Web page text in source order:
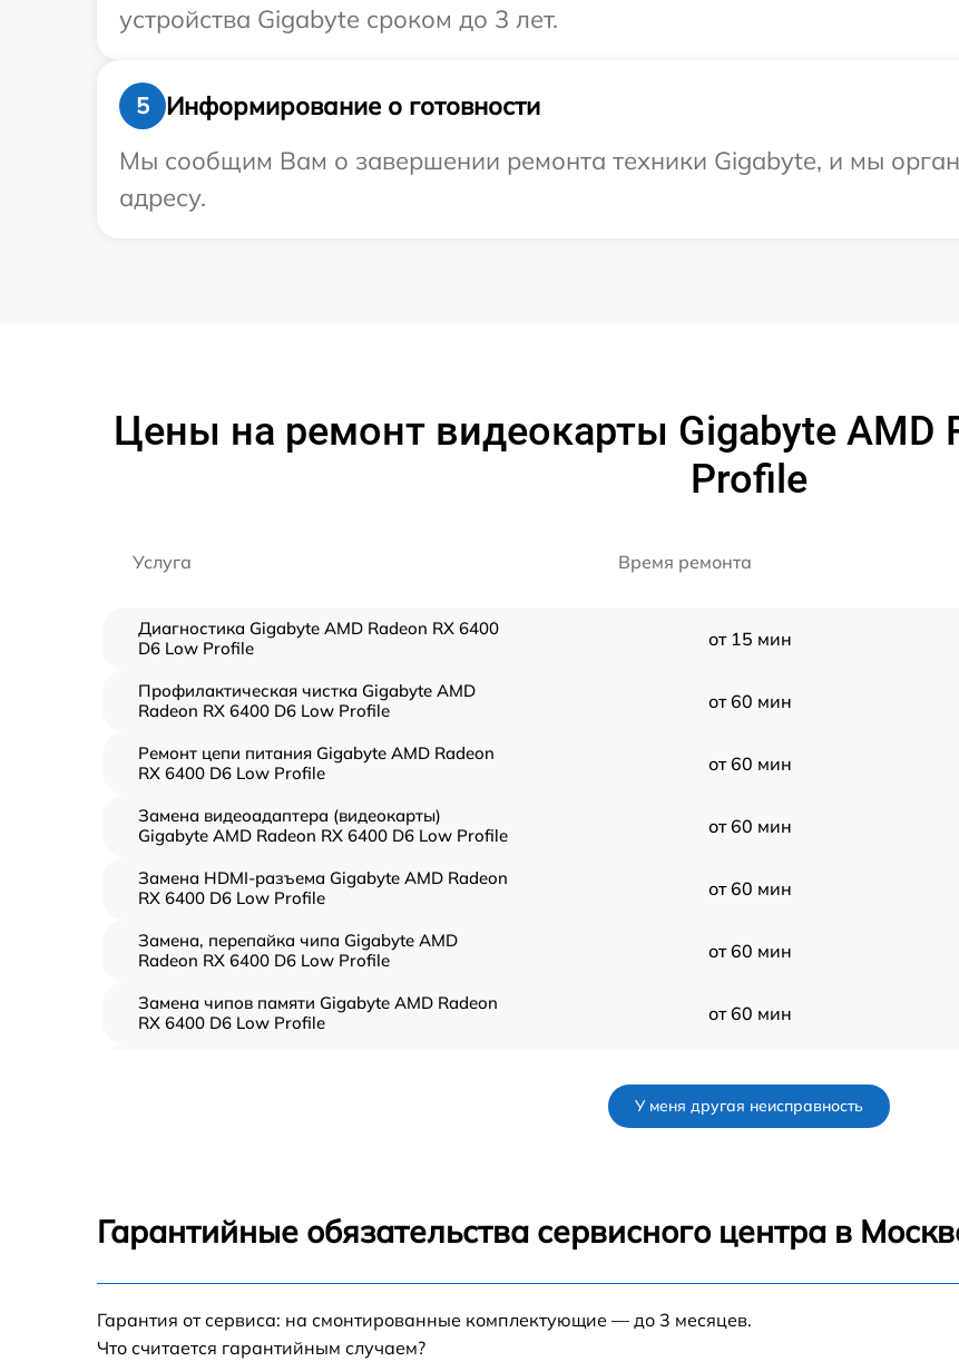
устройства Gigabyte сроком до 3 лет.
5
Информирование о готовности
Мы сообщим Вам о завершении ремонта техники Gigabyte, и мы
адресу.
Цены на ремонт видеокарты Gigabyte AMD
Profile
Услуга Время ремонта
Диагностика Gigabyte AMD Radeon RX 6400
D6 Low Profile
от 15 мин
Профилактическая чистка Gigabyte AMD
Radeon RX 6400 D6 Low Profile
от 60 мин
Ремонт цепи питания Gigabyte AMD Radeon
RX 6400 D6 Low Profile
от 60 мин
Замена видеоадаптера (видеокарты)
Gigabyte AMD Radeon RX 6400 D6 Low Profile
от 60 мин
Замена HDMI-разъема Gigabyte AMD Radeon
RX 6400 D6 Low Profile
от 60 мин
Замена, перепайка чипа Gigabyte AMD
Radeon RX 6400 D6 Low Profile
от 60 мин
Замена чипов памяти Gigabyte AMD Radeon
RX 6400 D6 Low Profile
от 60 мин
Восстановление после попадания влаги
Gigabyte AMD Radeon RX 6400 D6 Low Profile
от 60 мин
У меня другая неисправность
Гарантийные обязательства сервисного центра в
Гарантия от сервиса: на смонтированные комплектующие — до 3 месяцев.
Что считается гарантийным случаем?